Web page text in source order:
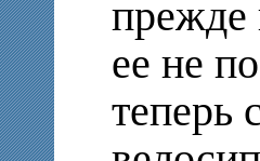
прежде
ее не
теперь